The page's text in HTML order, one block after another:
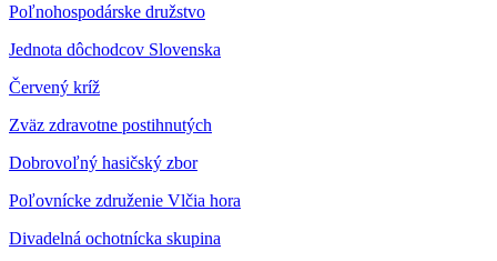
Poľnohospodárske družstvo
Jednota dôchodcov Slovenska
Červený kríž
Zväz zdravotne postihnutých
Dobrovoľný hasičský zbor
Poľovnícke združenie Vlčia hora
Divadelná ochotnícka skupina